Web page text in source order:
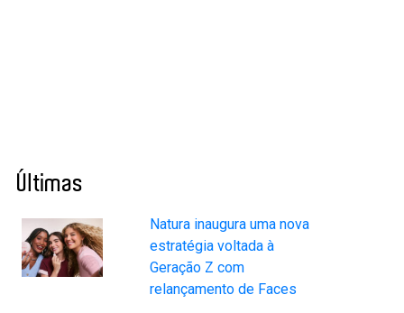
Últimas
Natura inaugura uma nova
estratégia voltada à
Geração Z com
relançamento de Faces